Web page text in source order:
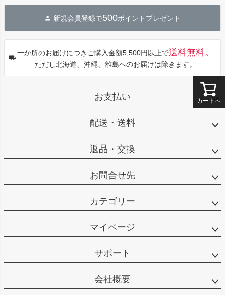
カートへ
へ
新規会員登録で500ポイントプレゼント
一か所のお届けにつきご購入金額5,500円以上で送料無料。
ただし北海道、沖縄、離島へのお届けは除きます。
お支払い
配送・送料
返品・交換
お問合せ先
カテゴリー
マイページ
サポート
会社概要